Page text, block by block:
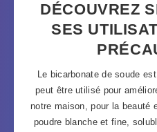
DÉCOUVREZ
SES
Le bicarbonate de soude
peut être utilisé pour
notre maison, pour la beauté
poudre blanche et fine,